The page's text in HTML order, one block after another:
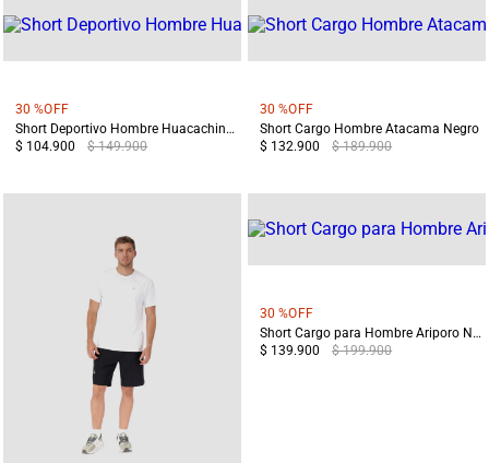
30 %OFF
Short Deportivo Hombre Huacachina Negro
$ 104.900
$ 149.900
30 %OFF
Short Cargo Hombre Atacama Negro
$ 132.900
$ 189.900
30 %OFF
Short Cargo para Hombre Ariporo Negro
$ 139.900
$ 199.900